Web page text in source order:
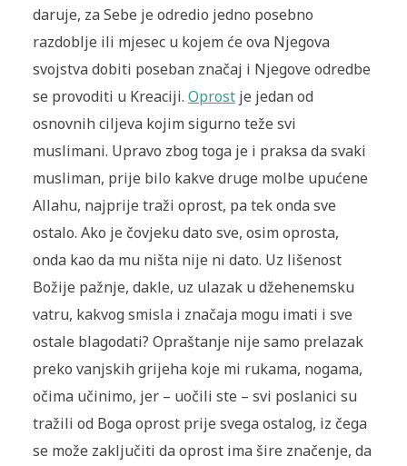
daruje, za Sebe je odredio jedno posebno
razdoblje ili mjesec u kojem će ova Njegova
svojstva dobiti poseban značaj i Njegove odredbe
se provoditi u Kreaciji. Oprostje jedan od
osnovnih ciljeva kojim sigurno teže svi
muslimani. Upravo zbog toga je i praksa da svaki
musliman, prije bilo kakve druge molbe upućene
Allahu, najprije traži oprost, pa tek onda sve
ostalo. Ako je čovjeku dato sve, osim oprosta,
onda kao da mu ništa nije ni dato. Uz lišenost
Božije pažnje, dakle, uz ulazak u džehenemsku
vatru, kakvog smisla i značaja mogu imati i sve
ostale blagodati? Opraštanje nije samo prelazak
preko vanjskih grijeha koje mi rukama, nogama,
očima učinimo, jer – uočili ste – svi poslanici su
tražili od Boga oprost prije svega ostalog, iz čega
se može zaključiti da oprost ima šire značenje, da